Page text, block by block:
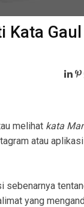
Kata
melihat kata
atau
sebenarnya
yang